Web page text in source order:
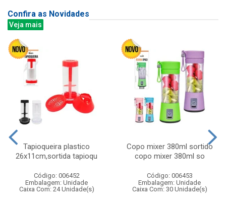
Confira as Novidades
Veja mais
Tapioqueira plastico
26x11cm,sortida tapioqu
Código: 006452
Embalagem: Unidade
Caixa Com: 24 Unidade(s)
Copo mixer 380ml sortido
copo mixer 380ml so
Código: 006453
Embalagem: Unidade
Caixa Com: 30 Unidade(s)